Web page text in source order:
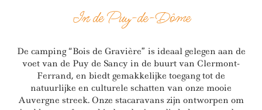
In de Puy-de-Dôme
De camping “Bois de Gravière” is ideaal gelegen aan de
voet van de Puy de Sancy in de buurt van Clermont-
Ferrand, en biedt gemakkelijke toegang tot de
natuurlijke en culturele schatten van onze mooie
Auvergne streek. Onze stacaravans zijn ontworpen om